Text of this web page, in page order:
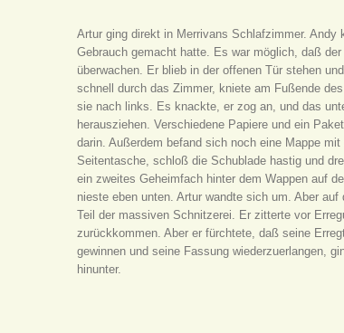
Artur ging direkt in Merrivans Schlafzimmer.
Gebrauch gemacht hatte. Es war möglich, daß
überwachen. Er blieb in der offenen Tür stehen
schnell durch das Zimmer, kniete am Fußende
sie nach links. Es knackte, er zog an, und das
herausziehen. Verschiedene Papiere und ein
darin. Außerdem befand sich noch eine Mappe
Seitentasche, schloß die Schublade hastig und
ein zweites Geheimfach hinter dem Wappen auf
nieste eben unten. Artur wandte sich um. Aber
Teil der massiven Schnitzerei. Er zitterte vor
zurückkommen. Aber er fürchtete, daß seine
gewinnen und seine Fassung wiederzuerlangen,
hinunter.